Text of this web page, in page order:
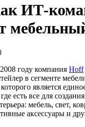
ИТ-
году компания Hoff
в сегменте
является
есть все для
мебель, свет,
аксессуары и